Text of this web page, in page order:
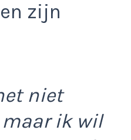
zijn
niet
ik wil